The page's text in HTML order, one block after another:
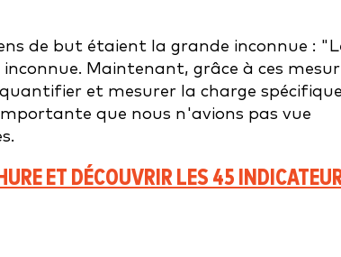
de but étaient la grande inconnue :
Maintenant, grâce à ces
et mesurer la charge
que nous n'avions pas vue
ET DÉCOUVRIR LES 45